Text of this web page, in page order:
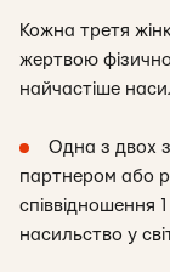
Кожна третя
жертвою
найчастіше
Одна з двох
партнером або
співвідношення
насильство у